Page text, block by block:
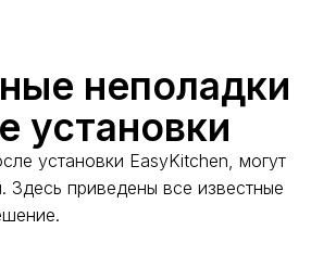
неполадки
установки
установки EasyKitchen, могут
Здесь приведены все известные